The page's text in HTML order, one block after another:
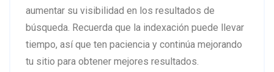
aumentar su visibilidad en los resultados de
búsqueda. Recuerda que la indexación puede llevar
tiempo, así que ten paciencia y continúa mejorando
tu sitio para obtener mejores resultados.